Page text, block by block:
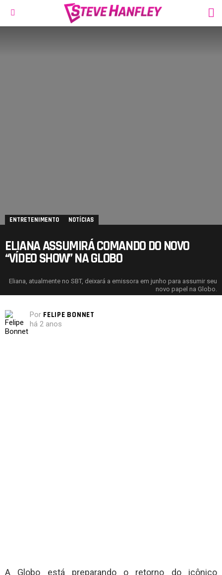
ENTRETENIMENTO NOTÍCIAS
ELIANA ASSUMIRÁ COMANDO DO NOVO
“VÍDEO SHOW” NA GLOBO
Eliana, atualmente no SBT, deixará a emissora em junho para assumir seu
novo papel na Globo.
Por FELIPE BONNET
há 2 anos
A Globo está preparando o retorno do icônico